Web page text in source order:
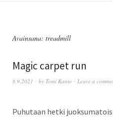
Avainsana: treadmill
Magic carpet run
8.9.2021 by Tomi Kanto Leave a
Puhutaan hetki